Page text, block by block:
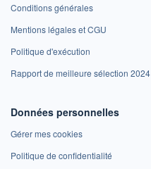
Conditions générales
Mentions légales et CGU
Politique d'exécution
Rapport de meilleure sélection 2024
Données personnelles
Gérer mes cookies
Politique de confidentialité